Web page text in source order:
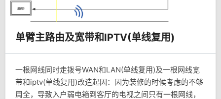
单臂主路由及宽带和IPTV(单线复用)
一根网线同时走拨号WAN和LAN(单线复用)及一根网线宽
带和iptv(单线复用)改造起因：因为装修的时候考虑的不够
周全，导致入户弱电箱到客厅的电视之间只有一根网线，